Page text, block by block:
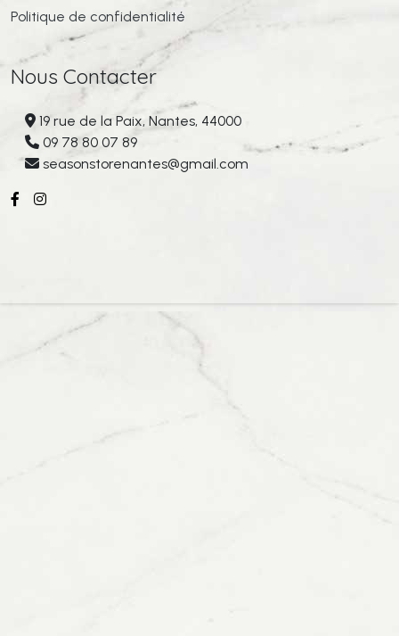
Politique de confidentialité
Nous Contacter
19 rue de la Paix, Nantes, 44000
09 78 80 07 89
seasonstorenantes@gmail.com